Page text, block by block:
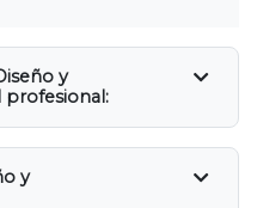
y
profesional:
y